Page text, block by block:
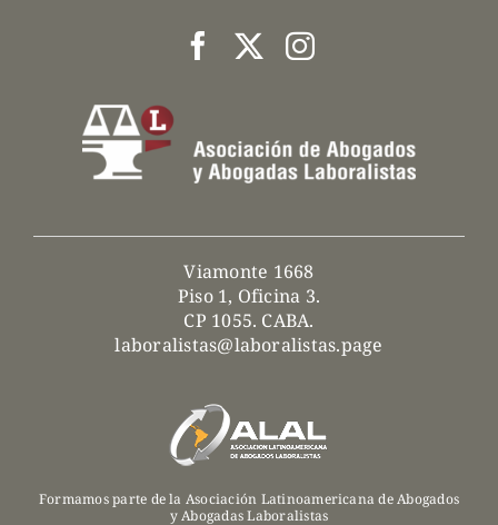
Viamonte 1668
Piso 1, Oficina 3.
CP 1055. CABA.
laboralistas@laboralistas.page
Formamos parte de la Asociación Latinoamericana de Abogados
y Abogadas Laboralistas